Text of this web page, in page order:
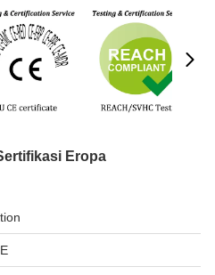
Eropa